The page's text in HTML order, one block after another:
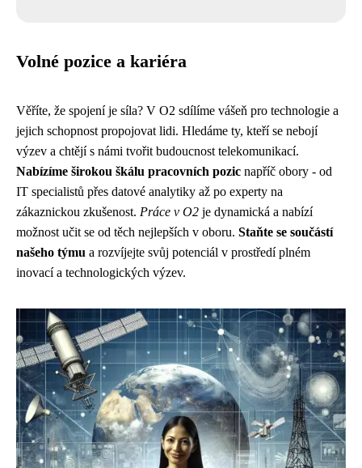
Volné pozice a kariéra
Věříte, že spojení je síla? V O2 sdílíme vášeň pro technologie a
jejich schopnost propojovat lidi. Hledáme ty, kteří se nebojí
výzev a chtějí s námi tvořit budoucnost telekomunikací.
Nabízíme širokou škálu pracovních pozic napříč obory - od
IT specialistů přes datové analytiky až po experty na
zákaznickou zkušenost. Práce v O2 je dynamická a nabízí
možnost učit se od těch nejlepších v oboru. Staňte se součástí
našeho týmu a rozvíjejte svůj potenciál v prostředí plném
inovací a technologických výzev.